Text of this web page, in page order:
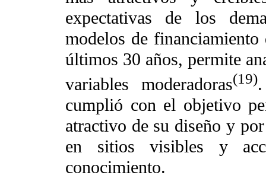
expectativas de los
modelos de
últimos 30 años, permite
variables moderadoras(19)
cumplió con el objetivo
atractivo de su diseño y
en sitios visibles y
conocimiento.